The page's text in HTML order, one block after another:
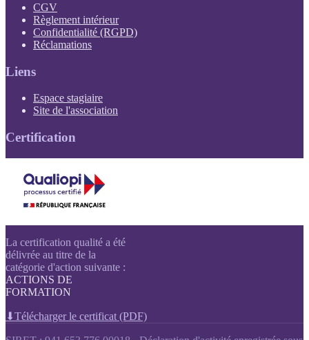
CGV(PDF, s'ouvre dans un nouvel onglet)
Règlement intérieur(PDF, s'ouvre dans un nouvel onglet)
Confidentialité (RGPD)(PDF, s'ouvre dans un nouvel onglet)
Réclamations
Liens
Espace stagiaire(s'ouvre dans un nouvel onglet)
Site de l'association
Certification
La certification qualité a été
délivrée au titre de la
catégorie d'action suivante :
ACTIONS DE
FORMATION
⬇Télécharger le certificat (PDF)